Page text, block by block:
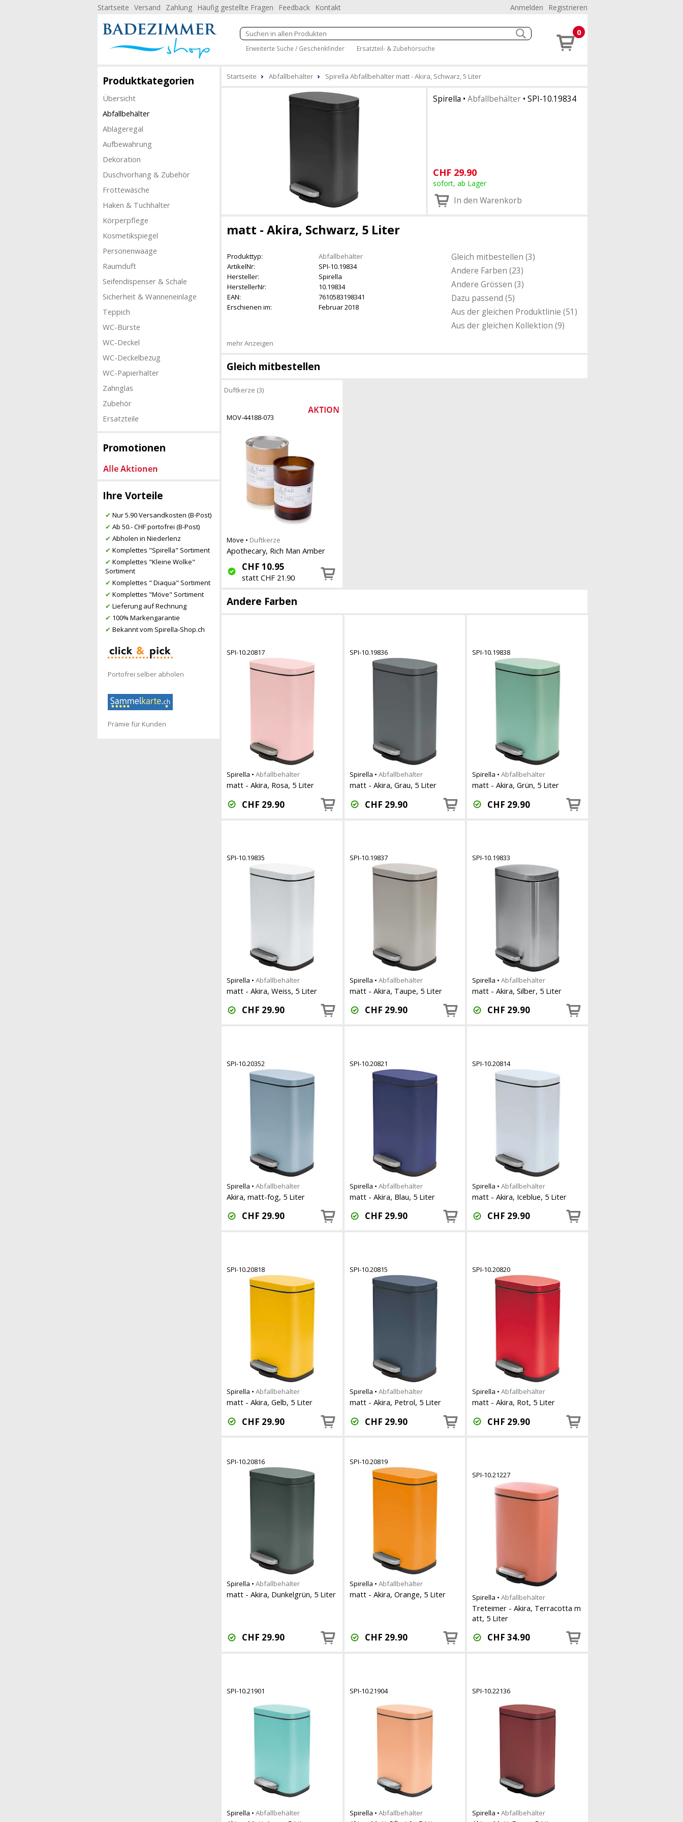
Startseite Versand Zahlung Häufig gestellte Fragen Feedback Kontakt Anmelden Registrieren
Erweiterte Suche / Geschenkfinder Ersatzteil- & Zubehörsuche
0
Produktkategorien
Übersicht
Abfallbehälter
Ablageregal
Aufbewahrung
Dekoration
Duschvorhang & Zubehör
Frottewäsche
Haken & Tuchhalter
Körperpflege
Kosmetikspiegel
Personenwaage
Raumduft
Seifendispenser & Schale
Sicherheit & Wanneneinlage
Teppich
WC-Bürste
WC-Deckel
WC-Deckelbezug
WC-Papierhalter
Zahnglas
Zubehör
Ersatzteile
Promotionen
Ihre Vorteile
✔ Nur 5.90 Versandkosten (B-Post)
✔ Ab 50.- CHF portofrei (B-Post)
✔ Abholen in Niederlenz
✔ Komplettes "Spirella" Sortiment
✔ Komplettes "Kleine Wolke"
Sortiment
✔ Komplettes " Diaqua" Sortiment
✔ Komplettes "Möve" Sortiment
✔ Lieferung auf Rechnung
✔ 100% Markengarantie
✔ Bekannt vom Spirella-Shop.ch
Portofrei selber abholen
Prämie für Kunden
Startseite Abfallbehälter Spirella Abfallbehälter matt - Akira, Schwarz, 5 Liter
Spirella • Abfallbehälter • SPI-10.19834
CHF 29.90
sofort, ab Lager
In den Warenkorb
matt - Akira, Schwarz, 5 Liter
Produkttyp:
Abfallbehälter
ArtikelNr:
SPI-10.19834
Hersteller:
Spirella
HerstellerNr:
10.19834
EAN:
7610583198341
Erschienen im:
Februar 2018
Gleich mitbestellen (3)
Andere Farben (23)
Andere Grössen (3)
Dazu passend (5)
Aus der gleichen Produktlinie (51)
Aus der gleichen Kollektion (9)
mehr Anzeigen
Gleich mitbestellen
Duftkerze (3)
MOV-44188-073
Möve • Duftkerze
Apothecary, Rich Man Amber
CHF 10.95
statt CHF 21.90
Andere Farben
SPI-10.20817
Spirella • Abfallbehälter
matt - Akira, Rosa, 5 Liter
CHF 29.90
SPI-10.19836
Spirella • Abfallbehälter
matt - Akira, Grau, 5 Liter
CHF 29.90
SPI-10.19838
Spirella •Abfallbehälter
matt - Akira, Grün, 5 Liter
CHF 29.90
SPI-10.19835
Spirella • Abfallbehälter
matt - Akira, Weiss, 5 Liter
CHF 29.90
SPI-10.19837
Spirella • Abfallbehälter
matt - Akira, Taupe, 5 Liter
CHF 29.90
SPI-10.19833
Spirella •Abfallbehälter
matt - Akira, Silber, 5 Liter
CHF 29.90
SPI-10.20352
Spirella • Abfallbehälter
Akira, matt-fog, 5 Liter
CHF 29.90
SPI-10.20821
Spirella • Abfallbehälter
matt - Akira, Blau, 5 Liter
CHF 29.90
SPI-10.20814
Spirella •Abfallbehälter
matt - Akira, Iceblue, 5 Liter
CHF 29.90
SPI-10.20818
Spirella • Abfallbehälter
matt - Akira, Gelb, 5 Liter
CHF 29.90
SPI-10.20815
Spirella • Abfallbehälter
matt - Akira, Petrol, 5 Liter
CHF 29.90
SPI-10.20820
Spirella •Abfallbehälter
matt - Akira, Rot, 5 Liter
CHF 29.90
SPI-10.20816
Spirella • Abfallbehälter
matt - Akira, Dunkelgrün, 5 Liter
CHF 29.90
SPI-10.20819
Spirella • Abfallbehälter
matt - Akira, Orange, 5 Liter
CHF 29.90
SPI-10.21227
Spirella •Abfallbehälter
Treteimer - Akira, Terracotta m
att, 5 Liter
CHF 34.90
SPI-10.21901
Spirella • Abfallbehälter
SPI-10.21904
Spirella • Abfallbehälter
SPI-10.22136
Spirella •Abfallbehälter